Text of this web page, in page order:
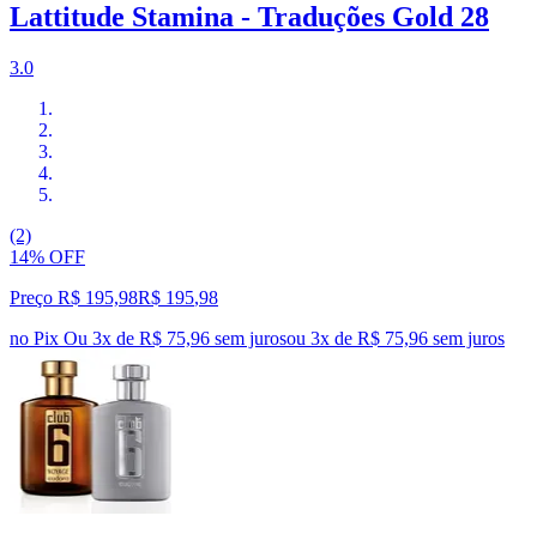
Lattitude Stamina - Traduções Gold 28
3.0
(2)
14% OFF
Preço R$ 195,98R$ 195,98
no Pix Ou 3x de R$ 75,96 sem jurosou 3x de R$ 75,96 sem juros